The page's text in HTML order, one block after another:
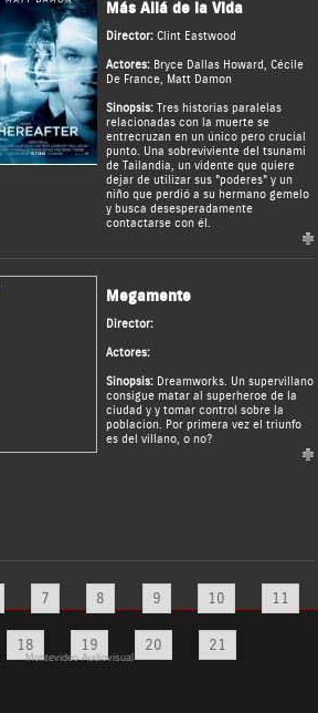
Más Allá de la Vida
Director: Clint Eastwood
Actores: Bryce Dallas Howard, Cécile
De France, Matt Damon
Sinopsis:Tres historias paralelas
relacionadas con la muerte se
entrecruzan en un único pero crucial
punto. Una sobreviviente del tsunami
de Tailandia, un vidente que quiere
dejar de utilizar sus "poderes" y un
niño que perdió a su hermano gemelo
y busca desesperadamente
contactarse con él.
Megamente
Director:
Actores:
Sinopsis:Dreamworks. Un supervillano
consigue matar al superheroe de la
ciudad y y tomar control sobre la
poblacion. Por primera vez el triunfo
es del villano, o no?
7 8 9 10 11
18 19 20 21
Montevideo Audiovisual